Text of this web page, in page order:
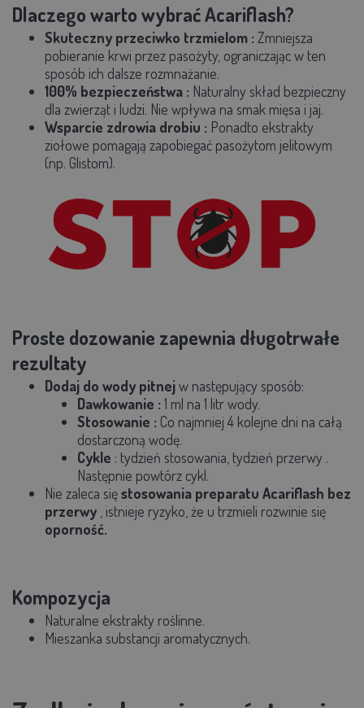
Dlaczego warto wybrać Acariflash?
Skuteczny przeciwko trzmielom : Zmniejsza
pobieranie krwi przez pasożyty, ograniczając w ten
sposób ich dalsze rozmnażanie.
100% bezpieczeństwa : Naturalny skład bezpieczny
dla zwierząt i ludzi. Nie wpływa na smak mięsa i jaj.
Wsparcie zdrowia drobiu : Ponadto ekstrakty
ziołowe pomagają zapobiegać pasożytom jelitowym
(np. Glistom).
Proste dozowanie zapewnia długotrwałe
rezultaty
Dodaj do wody pitnejw następujący sposób:
Dawkowanie : 1 ml na 1 litr wody.
Stosowanie : Co najmniej 4 kolejne dni na całą
dostarczoną wodę.
Cykle : tydzień stosowania, tydzień przerwy .
Następnie powtórz cykl.
Nie zaleca sięstosowania preparatu Acariflash bez
przerwy , istnieje ryzyko, że u trzmieli rozwinie się
oporność.
Kompozycja
Naturalne ekstrakty roślinne.
Mieszanka substancji aromatycznych.